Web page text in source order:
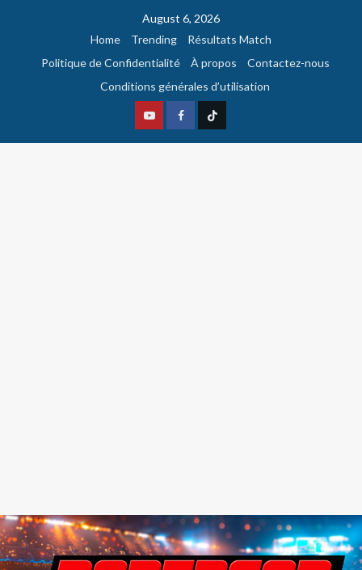
August 6, 2026
Home
Trending
Résultats Match
Politique de Confidentialité
À propos
Contactez-nous
Conditions générales d’utilisation